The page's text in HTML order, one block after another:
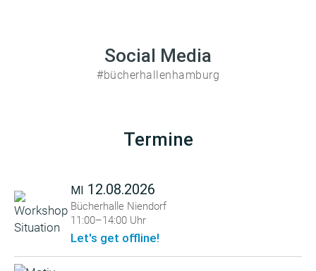
Social Media
#bücherhallenhamburg
Termine
MI 12.08.2026
Bücherhalle Niendorf
11:00–14:00 Uhr
Let's get offline!